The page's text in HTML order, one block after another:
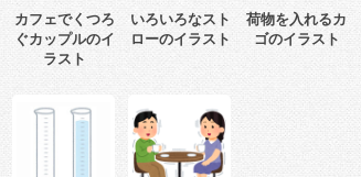
カフェでくつろ
ぐカップルのイ
ラスト
いろいろなスト
ローのイラスト
荷物を入れるカ
ゴのイラスト